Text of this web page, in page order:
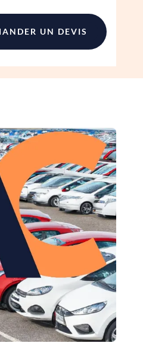
UN DEVIS